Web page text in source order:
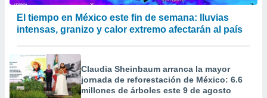
El tiempo en México este fin de semana: lluvias
intensas, granizo y calor extremo afectarán al país
Claudia Sheinbaum arranca la mayor
jornada de reforestación de México: 6.6
millones de árboles este 9 de agosto